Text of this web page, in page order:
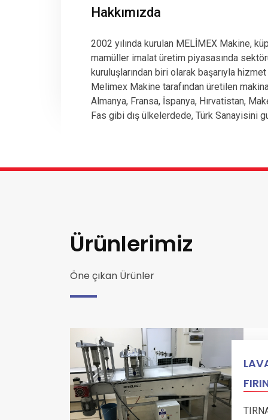
Hakkımızda
2002 yılında kurulan MELİMEX Makine,
mamüller imalat üretim piyasasında
kuruluşlarından biri olarak başarıyla
Melimex Makine tarafından üretilen
Almanya, Fransa, İspanya, Hırvatistan,
Fas gibi dış ülkelerdede, Türk Sanayisini
Ürünlerimiz
Öne çıkan Ürünler